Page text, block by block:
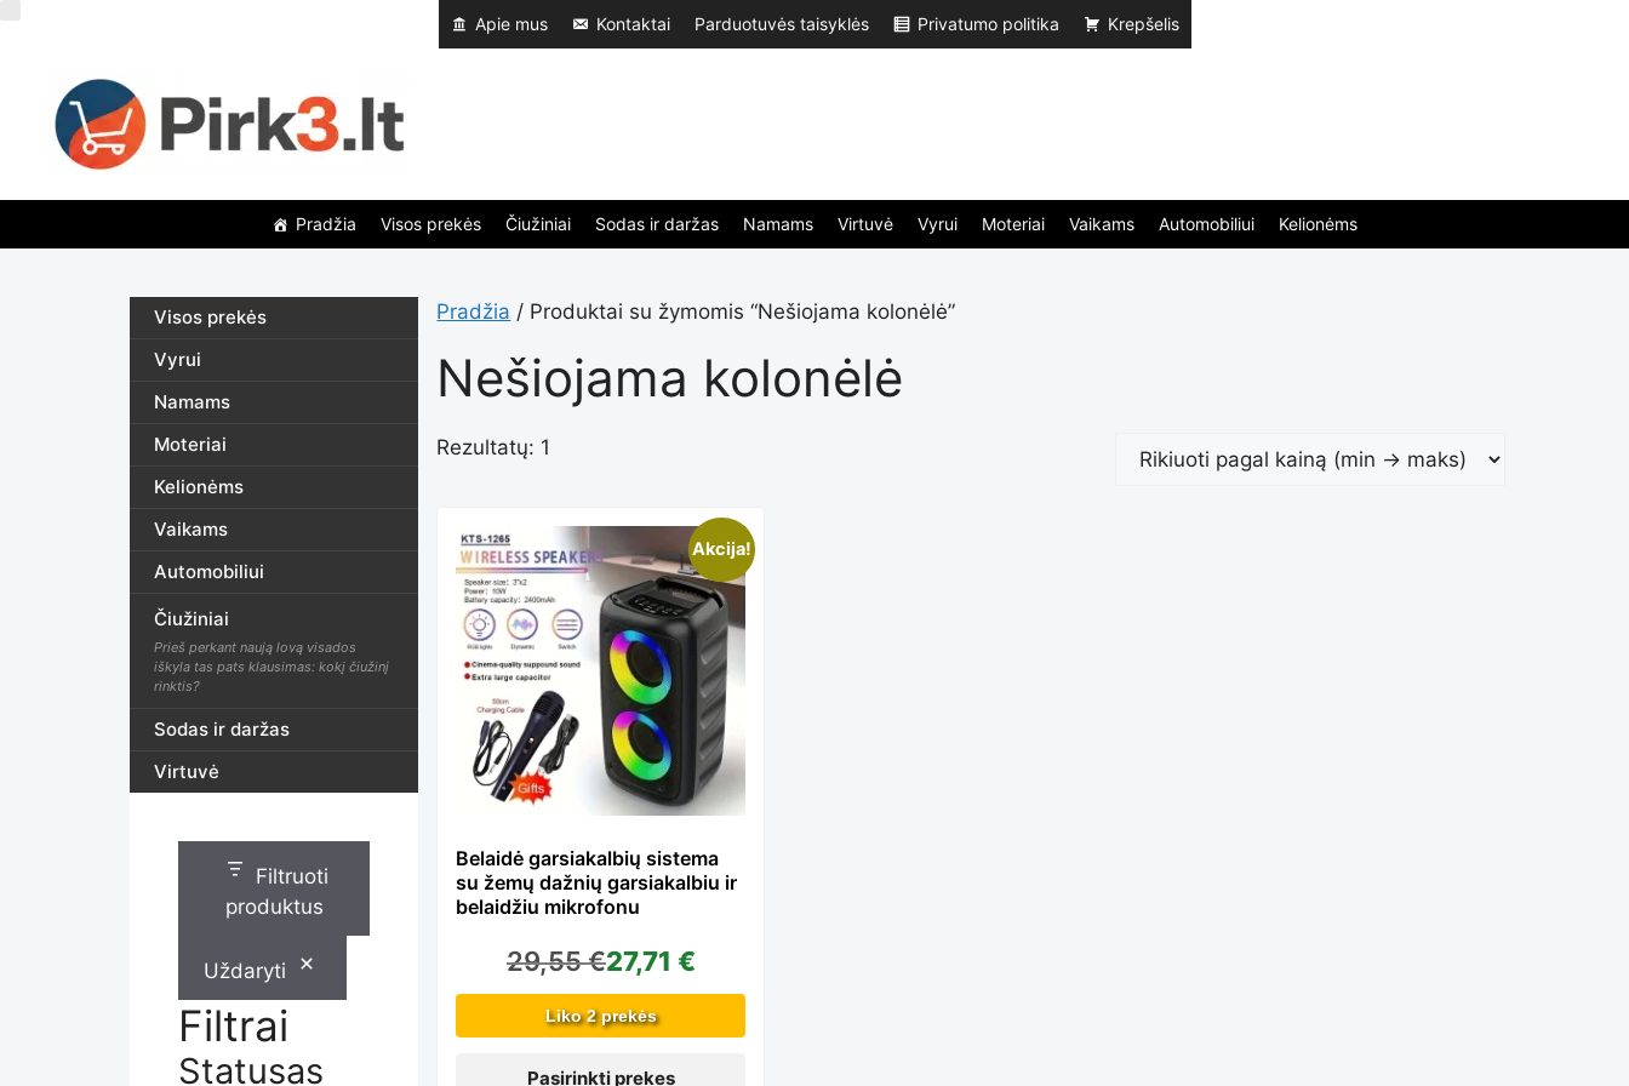
prie
turinio
Apie mus Kontaktai Parduotuvės taisyklės Privatumo politika Krepšelis
Pradžia Visos prekės Čiužiniai Sodas ir daržas Namams Virtuvė Vyrui Moteriai Vaikams Automobiliui Kelionėms
Pradžia / Produktai su žymomis “Nešiojama kolonėlė”
Nešiojama kolonėlė
Rezultatų: 1
Akcija!
Belaidė garsiakalbių sistema
su žemų dažnių garsiakalbiu ir
belaidžiu mikrofonu
29,55€27,71 €
Liko 2 prekės
Pasirinkti prekes
This
product
has
multiple
variants.
The
Visos prekės
Vyrui
Namams
Moteriai
Kelionėms
Vaikams
Automobiliui
Čiužiniai
Prieš perkant naują lovą visados
iškyla tas pats klausimas: kokį čiužinį
rinktis?
Sodas ir daržas
Virtuvė
Filtruoti
produktus
Uždaryti
Filtrai
Statusas